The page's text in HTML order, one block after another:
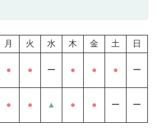
月 火 水 木 金 土 日
● ● ー ● ● ● ー
● ● ▲ ● ● ー ー